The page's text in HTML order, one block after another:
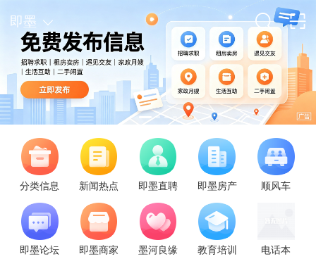
即墨
分类信息 新闻热点 即墨直聘 即墨房产 顺风车
即墨论坛 即墨商家 墨河良缘 教育培训 电话本
本地民生 第36届青岛国际啤酒节举办时间定了
社会 18岁女孩在闲鱼上卖电脑，被人骗光妈妈的21万治疗费
娱乐 想去的地方不会一直等你
娱乐 迪丽热巴亮相路虎发布会，纯白色利落套装，优雅又干练
不是阿勒泰去不起，而是这更有性价比
推荐9个我认为适合五一假期的冷门城市
中国最缺心眼的景区，它让游客有钱都花不出去！
一生一定要去的14个地方
中国最适合两个人去穷游的四座滨海小城。
旅游 一条视频教会你青岛到底该怎么玩！